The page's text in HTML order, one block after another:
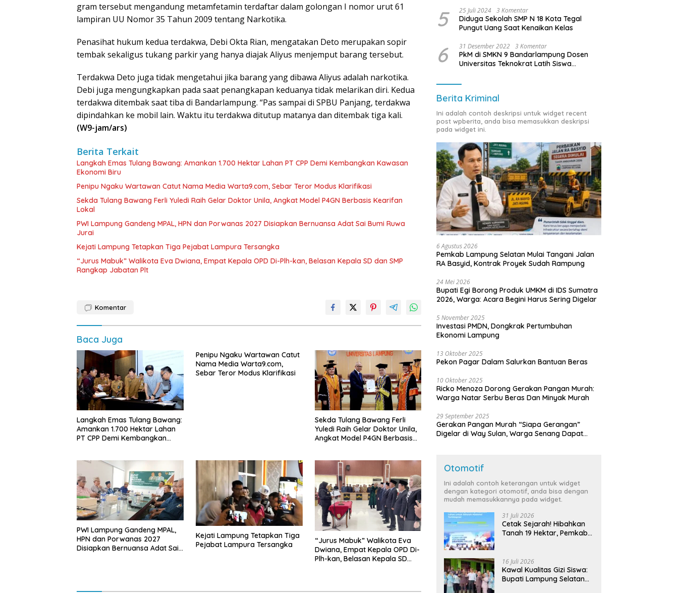
gram tersebut mengandung metamfetamin terdaftar dalam golongan I nomor urut 61
lampiran UU Nomor 35 Tahun 2009 tentang Narkotika.
Penasihat hukum kedua terdakwa, Debi Okta Rian, mengatakan Deto merupakan sopir
tembak sekaligus tukang parkir yang hanya diajak Aliyus menjemput barang tersebut.
Terdakwa Deto juga tidak mengetahui jika barang yang dibawa Aliyus adalah narkotika.
Debi juga mengungkapkan pada saat penangkapan keduanya tidak melarikan diri. Kedua
terdakwa ditembak saat tiba di Bandarlampung. “Pas sampai di SPBU Panjang, terdakwa
dipindahkan ke mobil lain. Waktu itu terdakwa ditutup matanya dan ditembak tiga kali.
(W9-jam/ars)
Berita Terkait
Langkah Emas Tulang Bawang: Amankan 1.700 Hektar Lahan PT CPP Demi Kembangkan Kawasan
Ekonomi Biru
Penipu Ngaku Wartawan Catut Nama Media Warta9.com, Sebar Teror Modus Klarifikasi
Sekda Tulang Bawang Ferli Yuledi Raih Gelar Doktor Unila, Angkat Model P4GN Berbasis Kearifan
Lokal
PWI Lampung Gandeng MPAL, HPN dan Porwanas 2027 Disiapkan Bernuansa Adat Sai Bumi Ruwa
Jurai
Kejati Lampung Tetapkan Tiga Pejabat Lampura Tersangka
“Jurus Mabuk” Walikota Eva Dwiana, Empat Kepala OPD Di-Plh-kan, Belasan Kepala SD dan SMP
Rangkap Jabatan Plt
Komentar
Baca Juga
Langkah Emas Tulang Bawang:
Amankan 1.700 Hektar Lahan
PT CPP Demi Kembangkan
Penipu Ngaku Wartawan Catut
Nama Media Warta9.com,
Sebar Teror Modus Klarifikasi
Sekda Tulang Bawang Ferli
Yuledi Raih Gelar Doktor Unila,
Angkat Model P4GN Berbasis
PWI Lampung Gandeng MPAL,
HPN dan Porwanas 2027
Disiapkan Bernuansa Adat Sai
Kejati Lampung Tetapkan Tiga
Pejabat Lampura Tersangka
“Jurus Mabuk” Walikota Eva
Dwiana, Empat Kepala OPD Di-
Plh-kan, Belasan Kepala SD
Dibayar
5 25 Juli 2024 3 Komentar
Diduga Sekolah SMP N 18 Kota Tegal
Pungut Uang Saat Kenaikan Kelas
6 31 Desember 2022 3 Komentar
PkM di SMKN 9 Bandarlampung Dosen
Universitas Teknokrat Latih Siswa
Berita Kriminal
Ini adalah contoh deskripsi untuk widget recent
post wpberita, anda bisa memasukkan deskripsi
pada widget ini.
6 Agustus 2026
Pemkab Lampung Selatan Mulai Tangani Jalan
RA Basyid, Kontrak Proyek Sudah Rampung
24 Mei 2026
Bupati Egi Borong Produk UMKM di IDS Sumatra
2026, Warga: Acara Begini Harus Sering Digelar
5 November 2025
Investasi PMDN, Dongkrak Pertumbuhan
Ekonomi Lampung
13 Oktober 2025
Pekon Pagar Dalam Salurkan Bantuan Beras
10 Oktober 2025
Ricko Menoza Dorong Gerakan Pangan Murah:
Warga Natar Serbu Beras Dan Minyak Murah
29 September 2025
Gerakan Pangan Murah “Siapa Gerangan”
Digelar di Way Sulan, Warga Senang Dapat
Otomotif
Ini adalah contoh keterangan untuk widget
dengan kategori otomotif, anda bisa dengan
mudah memasukkannya pada widget.
31 Juli 2026
Cetak Sejarah! Hibahkan
Tanah 19 Hektar, Pemkab
Terintegrasi Pertama di
Lampung
16 Juli 2026
Kawal Kualitas Gizi Siswa:
Bupati Lampung Selatan